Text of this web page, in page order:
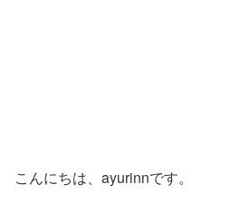
こんにちは、ayurinnです。